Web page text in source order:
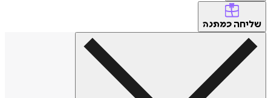
כמתנה